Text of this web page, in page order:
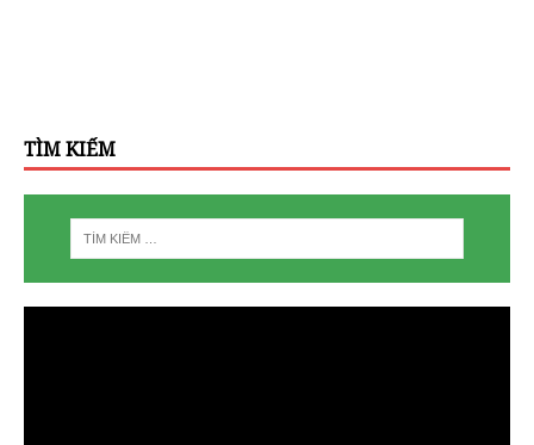
TÌM KIẾM